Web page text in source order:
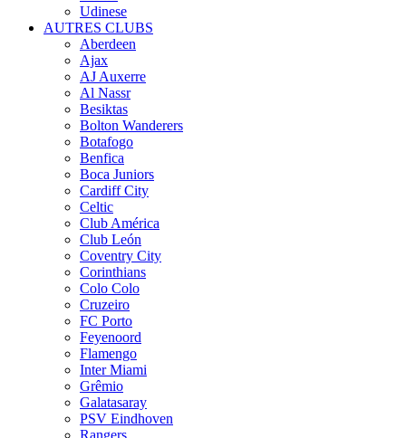
Udinese
AUTRES CLUBS
Aberdeen
Ajax
AJ Auxerre
Al Nassr
Besiktas
Bolton Wanderers
Botafogo
Benfica
Boca Juniors
Cardiff City
Celtic
Club América
Club León
Coventry City
Corinthians
Colo Colo
Cruzeiro
FC Porto
Feyenoord
Flamengo
Inter Miami
Grêmio
Galatasaray
PSV Eindhoven
Rangers